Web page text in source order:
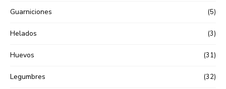
Guarniciones (5)
Helados (3)
Huevos (31)
Legumbres (32)